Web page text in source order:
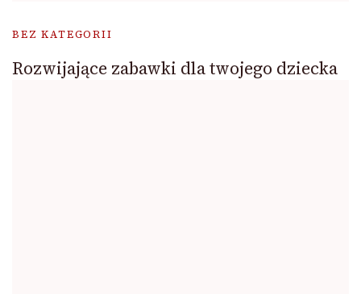
BEZ KATEGORII
Rozwijające zabawki dla twojego dziecka